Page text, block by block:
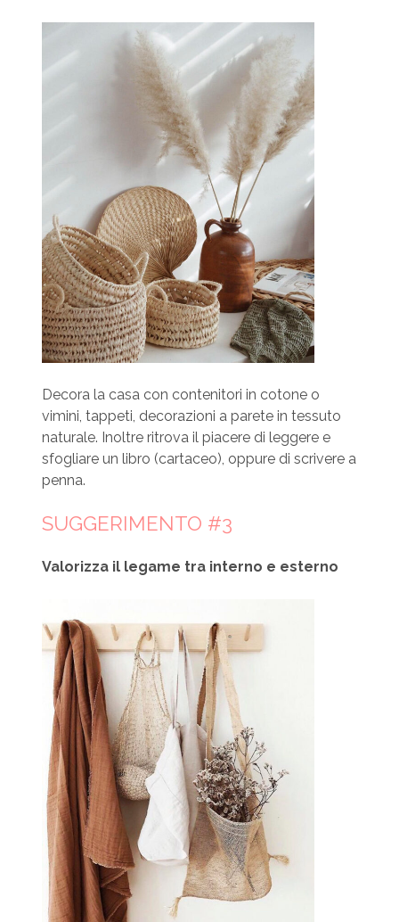
Decora la casa con contenitori in cotone o
vimini, tappeti, decorazioni a parete in tessuto
naturale. Inoltre ritrova il piacere di leggere e
sfogliare un libro (cartaceo), oppure di scrivere a
penna.
SUGGERIMENTO #3
Valorizza il legame tra interno e esterno